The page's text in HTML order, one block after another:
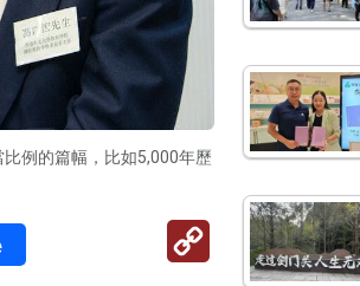
例的篇幅，比如5,000年歷
Copy